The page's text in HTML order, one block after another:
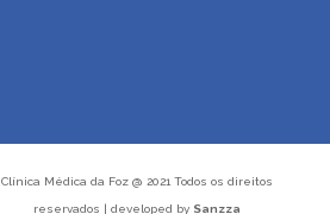
Clínica Médica da Foz @ 2021 Todos os direitos
reservados | developed by Sanzza